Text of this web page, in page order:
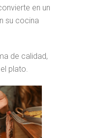
en un
su cocina
de calidad,
plato.